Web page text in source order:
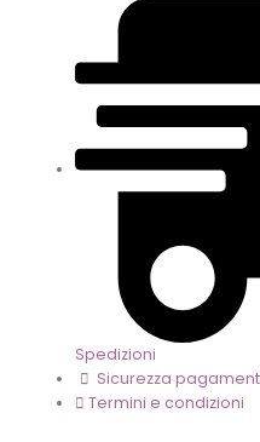
Spedizioni
Sicurezza
Termini e condizioni